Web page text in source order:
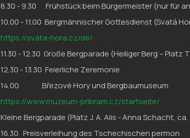
8.30 - 9.30 Frühstück beim Bürgermeister (nur für
10.00 - 11.00 Bergmännischer Gottesdienst (Svatá
https://svata-hora.cz/de/
11.30 - 12.30 Große Bergparade (Heiliger Berg – Platz
12.30 - 13.30 Feierliche Zeremonie
14.00 Březové Hory und Bergbaumuseum
https://www.muzeum-pribram.cz/startseite/
Kleine Bergparade (Platz J. A. Alis - Anna Schacht,
16.30 Preisverleihung des Tschechischen permon